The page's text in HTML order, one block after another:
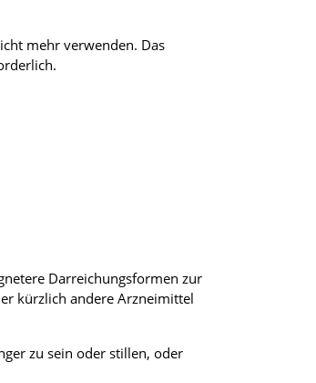
mehr verwenden. Das
Darreichungsformen zur
kürzlich andere Arzneimittel
zu sein oder stillen, oder